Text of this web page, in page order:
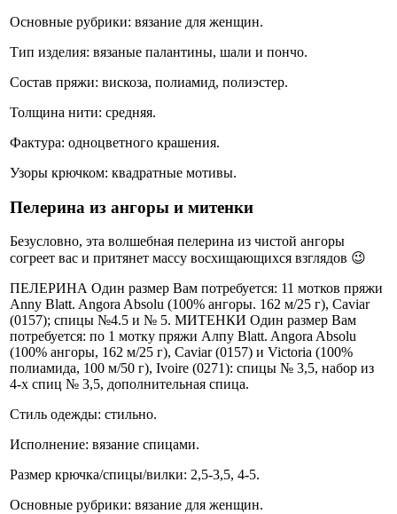
Основные рубрики: вязание для женщин.
Тип изделия: вязаные палантины, шали и пончо.
Состав пряжи: вискоза, полиамид, полиэстер.
Толщина нити: средняя.
Фактура: одноцветного крашения.
Узоры крючком: квадратные мотивы.
Пелерина из ангоры и митенки
Безусловно, эта волшебная пелерина из чистой ангоры
согреет вас и притянет массу восхищающихся взглядов 😉
ПЕЛЕРИНА Один размер Вам потребуется: 11 мотков пряжи
Аnny Blatt. Angora Absolu (100% ангоры. 162 м/25 г), Caviar
(0157); спицы №4.5 и № 5. МИТЕНКИ Один размер Вам
потребуется: по 1 мотку пряжи Алпу Blatt. Angora Absolu
(100% ангоры, 162 м/25 г), Caviar (0157) и Victoria (100%
полиамида, 100 м/50 г), Ivoire (0271): спицы № 3,5, набор из
4-х спиц № 3,5, дополнительная спица.
Стиль одежды: стильно.
Исполнение: вязание спицами.
Размер крючка/спицы/вилки: 2,5-3,5, 4-5.
Основные рубрики: вязание для женщин.